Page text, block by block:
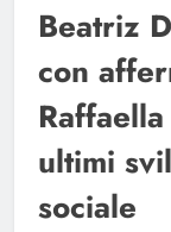
Beatriz
con
ultimi
sociale